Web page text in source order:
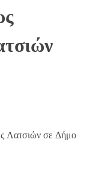
Λατσιών σε Δήμο